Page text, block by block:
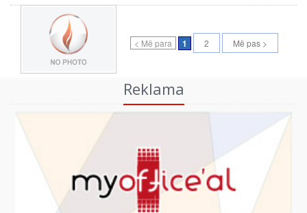
< Më para 1 2 Më pas >
Reklama